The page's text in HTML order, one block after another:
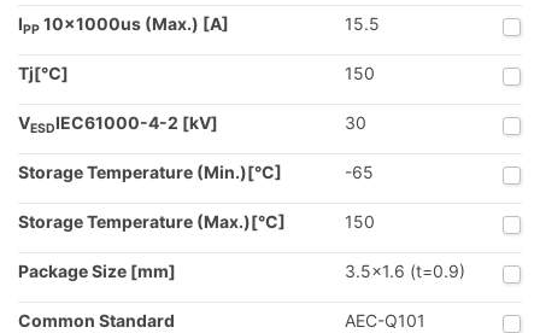
IPP 10x1000us (Max.) [A] 15.5
Tj[℃] 150
VESDIEC61000-4-2 [kV] 30
Storage Temperature (Min.)[°C] -65
Storage Temperature (Max.)[°C] 150
Package Size [mm] 3.5x1.6 (t=0.9)
Common Standard
AEC-Q101